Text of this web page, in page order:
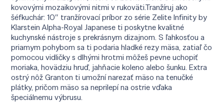
kovovými mozaikovými nitmi v rukoväti.Tranžíruj ako
šéfkuchár: 10″ tranžírovací príbor zo série Zelite Infinity by
Klarstein Alpha-Royal Japanese ti poskytne kvalitné
kuchynské nástroje s prekrásnym dizajnom. S ľahkosťou a
priamym pohybom sa ti podaria hladké rezy mäsa, zatiaľ čo
pomocou vidličky s dlhými hrotmi môžeš pevne uchopiť
moriaka, hovädziu hruď, jahňacie koleno alebo šunku. Extra
ostrý nôž Granton ti umožní narezať mäso na tenučké
plátky, pričom mäso sa neprilepí na ostrie vďaka
špeciálnemu výbrusu.